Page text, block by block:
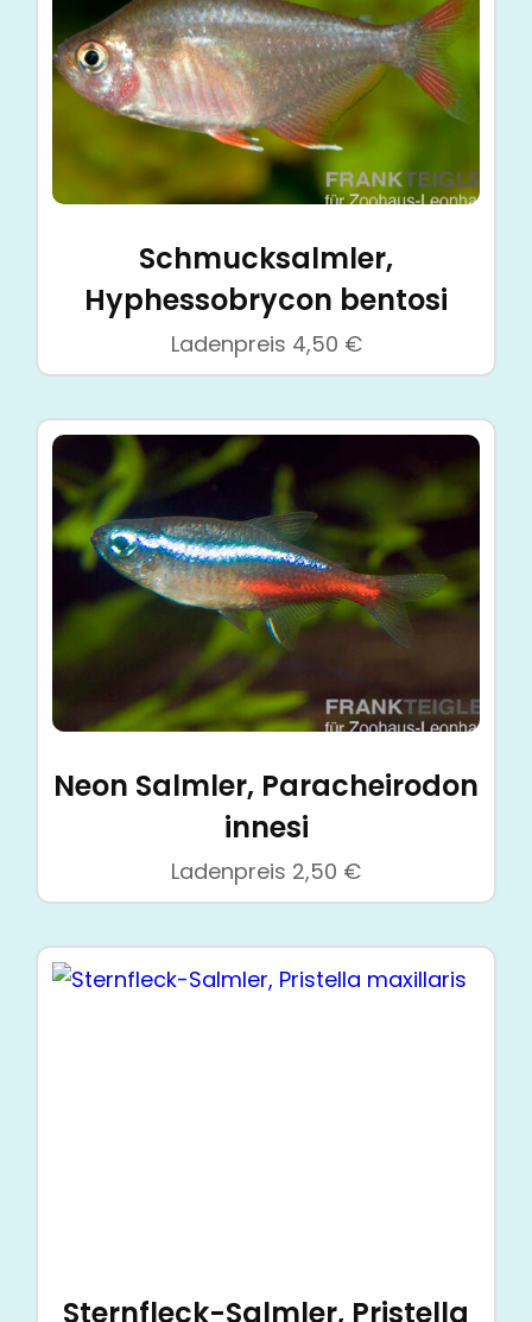
Schmucksalmler,
Hyphessobrycon bentosi
Ladenpreis 4,50 €
Neon Salmler, Paracheirodon
innesi
Ladenpreis 2,50 €
Sternfleck-Salmler, Pristella